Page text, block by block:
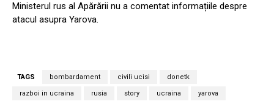
Ministerul rus al Apărării nu a comentat informațiile despre
atacul asupra Yarova.
TAGS bombardament civili ucisi donetk
razboi in ucraina rusia story ucraina yarova